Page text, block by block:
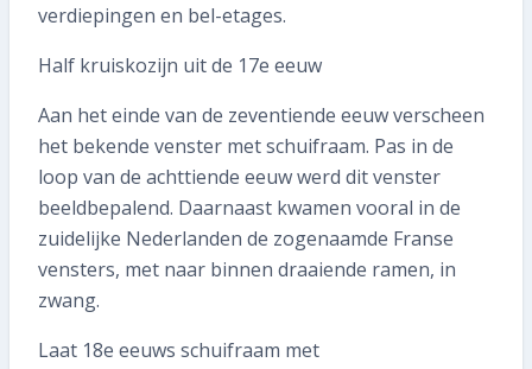
verdiepingen en bel-etages.
Half kruiskozijn uit de 17e eeuw
Aan het einde van de zeventiende eeuw verscheen
het bekende venster met schuifraam. Pas in de
loop van de achttiende eeuw werd dit venster
beeldbepalend. Daarnaast kwamen vooral in de
zuidelijke Nederlanden de zogenaamde Franse
vensters, met naar binnen draaiende ramen, in
zwang.
Laat 18e eeuws schuifraam met